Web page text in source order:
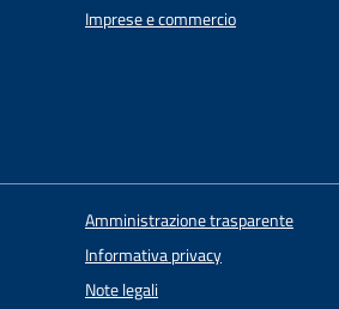
Imprese e commercio
Amministrazione trasparente
Informativa privacy
Note legali